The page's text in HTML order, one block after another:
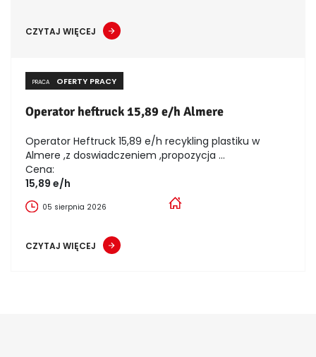
CZYTAJ WIĘCEJ
PRACA OFERTY PRACY
Operator heftruck 15,89 e/h Almere
Operator Heftruck 15,89 e/h recykling plastiku w
Almere ,z doswiadczeniem ,propozycja ...
Cena:
15,89 e/h
05 sierpnia 2026
CZYTAJ WIĘCEJ